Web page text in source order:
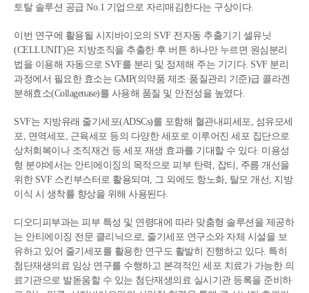
토탈 솔루션 공급 No.1 기업으로 자리매김한다는 구상이다.
이번 연구에 활용될 시지바이오의 SVF 전자동 추출기기 셀유닛
(CELLUNIT)은 지방조직을 추출한 후 버튼 하나만 누르면 원심분리
법을 이용해 자동으로 SVF를 분리 및 정제해 주는 기기다. SVF 분리
과정에서 필요한 효소는 GMP(의약품 제조·품질관리 기준)급 콜라겐
분해효소(Collagenase)를 사용해 품질 및 안전성을 높였다.
SVF는 지방유래 줄기세포(ADSCs)를 포함해 혈관내피세포, 섬유모세
포, 면역세포, 근육세포 등의 다양한 세포로 이루어진 세포 집단으로
상처회복이나 조직재건 등 세포 재생 효과를 기대할 수 있다. 미용성
형 분야에서는 안티에이징의 목적으로 피부 탄력, 잡티, 주름 개선을
위한 SVF 스킨부스터로 활용되며, 그 외에도 항노화, 탈모 개선, 지방
이식 시 생착률 향상을 위해 사용된다.
디오디피부과는 피부 특성 및 연령대에 따라 맞춤형 솔루션을 제공하
는 안티에이징 전문 클리닉으로, 줄기세포 연구소와 자체 시설을 보
유하고 있어 줄기세포를 활용한 연구도 활발히 진행하고 있다. 특히
첨단재생의료 임상 연구를 수행하고 본격적인 세포 치료가 가능한 의
료기관으로 발돋움할 수 있는 첨단재생의료 실시기관 등록을 준비하